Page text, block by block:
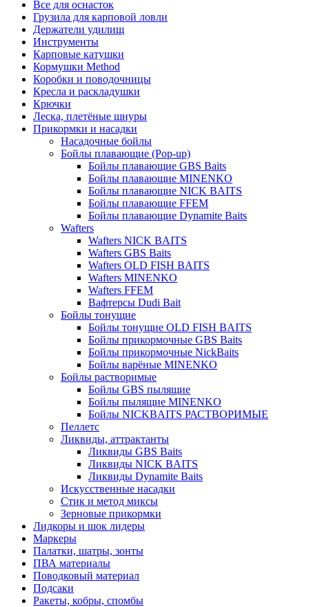
Все для оснасток
Грузила для карповой ловли
Держатели удилищ
Инструменты
Карповые катушки
Кормушки Method
Коробки и поводочницы
Кресла и раскладушки
Крючки
Леска, плетёные шнуры
Прикормки и насадки
Насадочные бойлы
Бойлы плавающие (Pop-up)
Бойлы плавающие GBS Baits
Бойлы плавающие MINENKO
Бойлы плавающие NICK BAITS
Бойлы плавающие FFEM
Бойлы плавающие Dynamite Baits
Wafters
Wafters NICK BAITS
Wafters GBS Baits
Wafters OLD FISH BAITS
Wafters MINENKO
Wafters FFEM
Вафтерсы Dudi Bait
Бойлы тонущие
Бойлы тонущие OLD FISH BAITS
Бойлы прикормочные GBS Baits
Бойлы прикормочные NickBaits
Бойлы варёные MINENKO
Бойлы растворимые
Бойлы GBS пылящие
Бойлы пылящие MINENKO
Бойлы NICKBAITS РАСТВОРИМЫЕ
Пеллетс
Ликвиды, аттрактанты
Ликвиды GBS Baits
Ликвиды NICK BAITS
Ликвиды Dynamite Baits
Искусственные насадки
Стик и метод миксы
Зерновые прикормки
Лидкоры и шок лидеры
Маркеры
Палатки, шатры, зонты
ПВА материалы
Поводковый материал
Подсаки
Ракеты, кобры, спомбы